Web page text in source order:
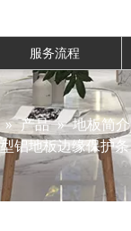
服务流程
» 产品 » 地板简介
铝地板边缘保护条